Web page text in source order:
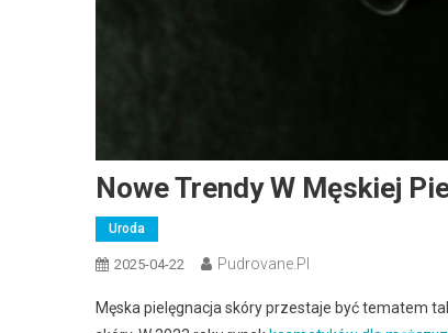
Nowe Trendy W Męskiej
Uroda
2025-04-22 Pudrovane.pl
Męska pielęgnacja skóry przestaje być tematem